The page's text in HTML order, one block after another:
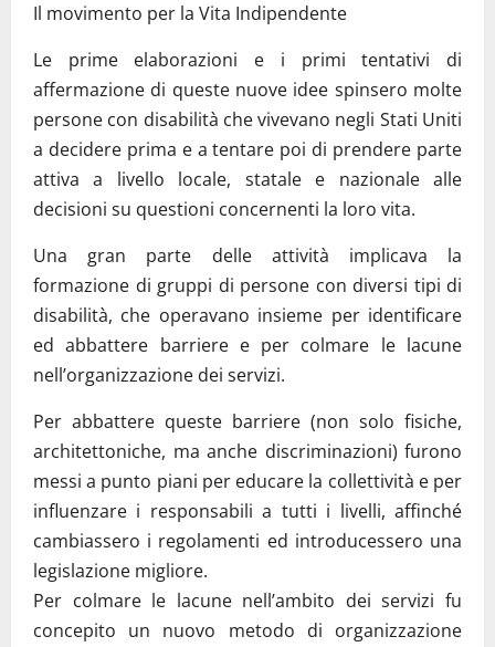
Il movimento per la Vita Indipendente
Le prime elaborazioni e i primi tentativi di
affermazione di queste nuove idee spinsero molte
persone con disabilità che vivevano negli Stati Uniti
a decidere prima e a tentare poi di prendere parte
attiva a livello locale, statale e nazionale alle
decisioni su questioni concernenti la loro vita.
Una gran parte delle attività implicava la
formazione di gruppi di persone con diversi tipi di
disabilità, che operavano insieme per identificare
ed abbattere barriere e per colmare le lacune
nell’organizzazione dei servizi.
Per abbattere queste barriere (non solo fisiche,
architettoniche, ma anche discriminazioni) furono
messi a punto piani per educare la collettività e per
influenzare i responsabili a tutti i livelli, affinché
cambiassero i regolamenti ed introducessero una
legislazione migliore.
Per colmare le lacune nell’ambito dei servizi fu
concepito un nuovo metodo di organizzazione